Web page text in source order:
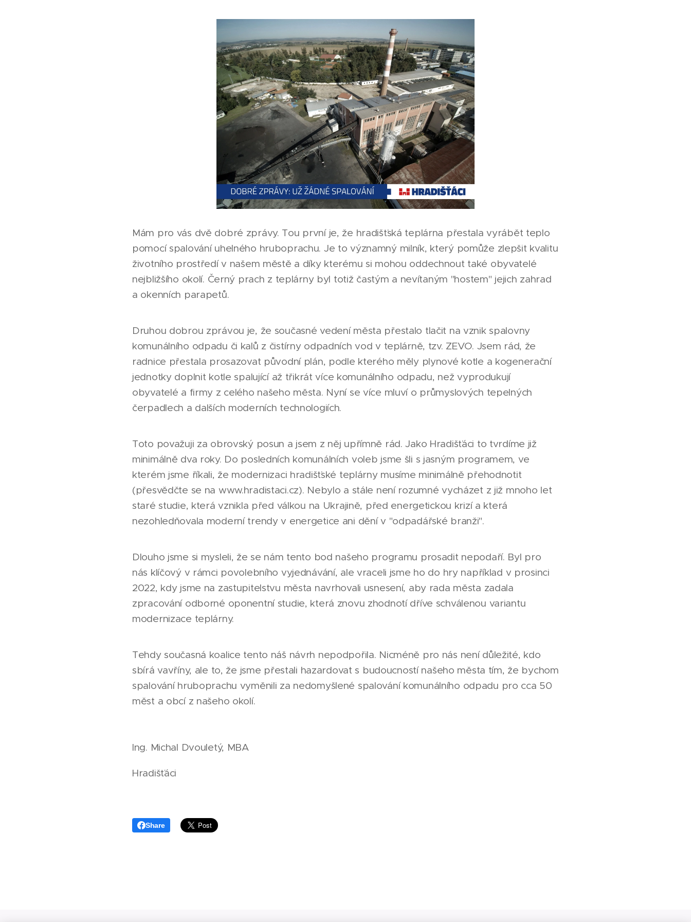
Mám pro vás dvě dobré zprávy. Tou první je, že hradišťská teplárna přestala vyrábět teplo
pomocí spalování uhelného hruboprachu. Je to významný milník, který pomůže zlepšit kvalitu
životního prostředí v našem městě a díky kterému si mohou oddechnout také obyvatelé
nejbližšího okolí. Černý prach z teplárny byl totiž častým a nevítaným "hostem" jejich zahrad
a okenních parapetů.
Druhou dobrou zprávou je, že současné vedení města přestalo tlačit na vznik spalovny
komunálního odpadu či kalů z čistírny odpadních vod v teplárně, tzv. ZEVO. Jsem rád, že
radnice přestala prosazovat původní plán, podle kterého měly plynové kotle a kogenerační
jednotky doplnit kotle spalující až třikrát více komunálního odpadu, než vyprodukují
obyvatelé a firmy z celého našeho města. Nyní se více mluví o průmyslových tepelných
čerpadlech a dalších moderních technologiích.
Toto považuji za obrovský posun a jsem z něj upřímně rád. Jako Hradišťáci to tvrdíme již
minimálně dva roky. Do posledních komunálních voleb jsme šli s jasným programem, ve
kterém jsme říkali, že modernizaci hradišťské teplárny musíme minimálně přehodnotit
(přesvědčte se na www.hradistaci.cz). Nebylo a stále není rozumné vycházet z již mnoho let
staré studie, která vznikla před válkou na Ukrajině, před energetickou krizí a která
nezohledňovala moderní trendy v energetice ani dění v "odpadářské branži".
Dlouho jsme si mysleli, že se nám tento bod našeho programu prosadit nepodaří. Byl pro
nás klíčový v rámci povolebního vyjednávání, ale vraceli jsme ho do hry například v prosinci
2022, kdy jsme na zastupitelstvu města navrhovali usnesení, aby rada města zadala
zpracování odborné oponentní studie, která znovu zhodnotí dříve schválenou variantu
modernizace teplárny.
Tehdy současná koalice tento náš návrh nepodpořila. Nicméně pro nás není důležité, kdo
sbírá vavříny, ale to, že jsme přestali hazardovat s budoucností našeho města tím, že bychom
spalování hruboprachu vyměnili za nedomyšlené spalování komunálního odpadu pro cca 50
měst a obcí z našeho okolí.
Ing. Michal Dvouletý, MBA
Hradišťáci
Share